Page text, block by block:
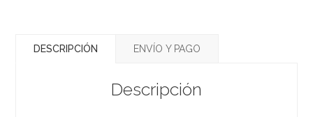
DESCRIPCIÓN ENVÍO Y PAGO
Descripción